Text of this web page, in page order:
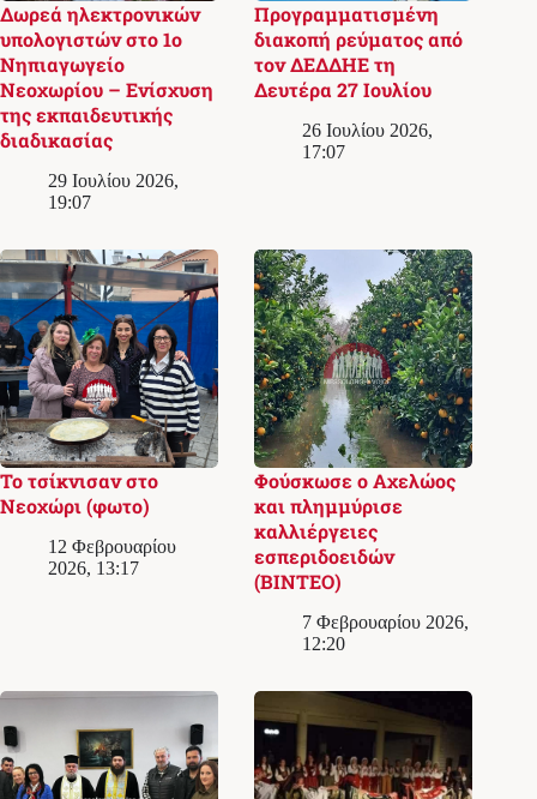
Δωρεά ηλεκτρονικών
υπολογιστών στο 1ο
Νηπιαγωγείο
Νεοχωρίου – Ενίσχυση
της εκπαιδευτικής
διαδικασίας
29 Ιουλίου 2026,
19:07
Προγραμματισμένη
διακοπή ρεύματος από
τον ΔΕΔΔΗΕ τη
Δευτέρα 27 Ιουλίου
26 Ιουλίου 2026,
17:07
Το τσίκνισαν στο
Νεοχώρι (φωτο)
12 Φεβρουαρίου
2026, 13:17
Φούσκωσε ο Αχελώος
και πλημμύρισε
καλλιέργειες
εσπεριδοειδών
(ΒΙΝΤΕΟ)
7 Φεβρουαρίου 2026,
12:20